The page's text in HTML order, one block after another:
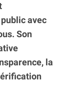
avec
Son
la